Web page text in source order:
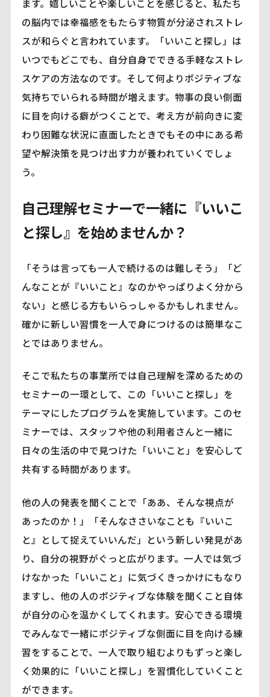
ます。嬉しいことや楽しいことを感じると、私たち
の脳内では幸福感をもたらす物質が分泌されストレ
スが和らぐと言われています。「いいこと探し」は
いつでもどこでも、自分自身でできる手軽なストレ
スケアの方法なのです。そして何よりポジティブな
気持ちでいられる時間が増えます。物事の良い側面
に目を向ける癖がつくことで、考え方が前向きに変
わり困難な状況に直面したときでもその中にある希
望や解決策を見つけ出す力が養われていくでしょ
う。
自己理解セミナーで一緒に『いいこ
と探し』を始めませんか？
「そうは言っても一人で続けるのは難しそう」「ど
んなことが『いいこと』なのかやっぱりよく分から
ない」と感じる方もいらっしゃるかもしれません。
確かに新しい習慣を一人で身につけるのは簡単なこ
とではありません。
そこで私たちの事業所では自己理解を深めるための
セミナーの一環として、この「いいこと探し」を
テーマにしたプログラムを実施しています。このセ
ミナーでは、スタッフや他の利用者さんと一緒に
日々の生活の中で見つけた「いいこと」を安心して
共有する時間があります。
他の人の発表を聞くことで「ああ、そんな視点が
あったのか！」「そんなささいなことも『いいこ
と』として捉えていいんだ」という新しい発見があ
り、自分の視野がぐっと広がります。一人では気づ
けなかった「いいこと」に気づくきっかけにもなり
ますし、他の人のポジティブな体験を聞くこと自体
が自分の心を温かくしてくれます。安心できる環境
でみんなで一緒にポジティブな側面に目を向ける練
習をすることで、一人で取り組むよりもずっと楽し
く効果的に「いいこと探し」を習慣化していくこと
ができます。